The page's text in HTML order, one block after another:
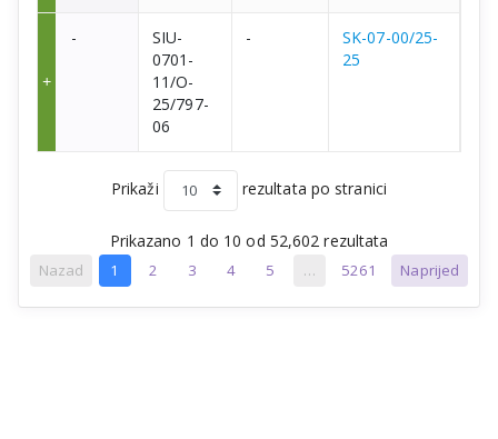
-
SIU-
0701-
11/O-
25/797-
06
-
SK-07-00/25-
25
Prikaži rezultata po stranici
Prikazano 1 do 10 od 52,602 rezultata
Nazad 1 2 3 4 5 … 5261 Naprijed